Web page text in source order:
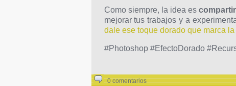
Como siempre, la idea es
mejorar tus trabajos y a
dale ese toque dorado que marca
#Photoshop #EfectoDorado
0 comentarios